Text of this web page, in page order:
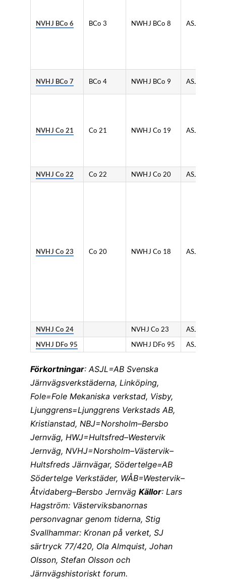
NVHJ BCo 6 BCo 3 NWHJ BCo 8 ASJL
NVHJ BCo 7 BCo 4 NWHJ BCo 9 ASJL
NVHJ Co 21 Co 21 NWHJ Co 19 ASJL
NVHJ Co 22 Co 22 NWHJ Co 20 ASJL
NVHJ Co 23 Co 20 NWHJ Co 18 ASJL
NVHJ Co 24 NVHJ Co 23
ASJL
NVHJ DFo 95
NWHJ DFo 95 ASJL
Förkortningar: ASJL=AB Svenska
Järnvägsverkstäderna, Linköping,
Fole=Fole Mekaniska verkstad, Visby,
Ljunggrens=Ljunggrens Verkstads AB,
Kristianstad, NBJ=Norsholm–Bersbo
Jernväg, HWJ=Hultsfred–Westervik
Jernväg, NVHJ=Norsholm–Västervik–
Hultsfreds Järnvägar, Södertelge=AB
Södertelge Verkstäder, WÅB=Westervik–
Åtvidaberg–Bersbo Jernväg Källor: Lars
Hagström: Västerviksbanornas
personvagnar genom tiderna, Stig
Svallhammar: Kronan på verket, SJ
särtryck 77/420, Ola Almquist, Johan
Olsson, Stefan Olsson och
Järnvägshistoriskt forum.